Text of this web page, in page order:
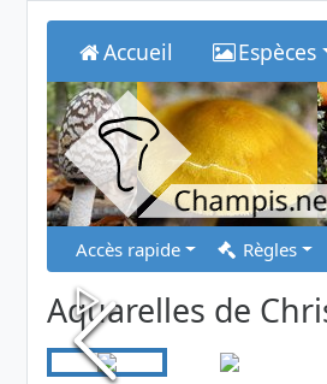
Accueil Espèces
Accès rapide Règles
Aquarelles de